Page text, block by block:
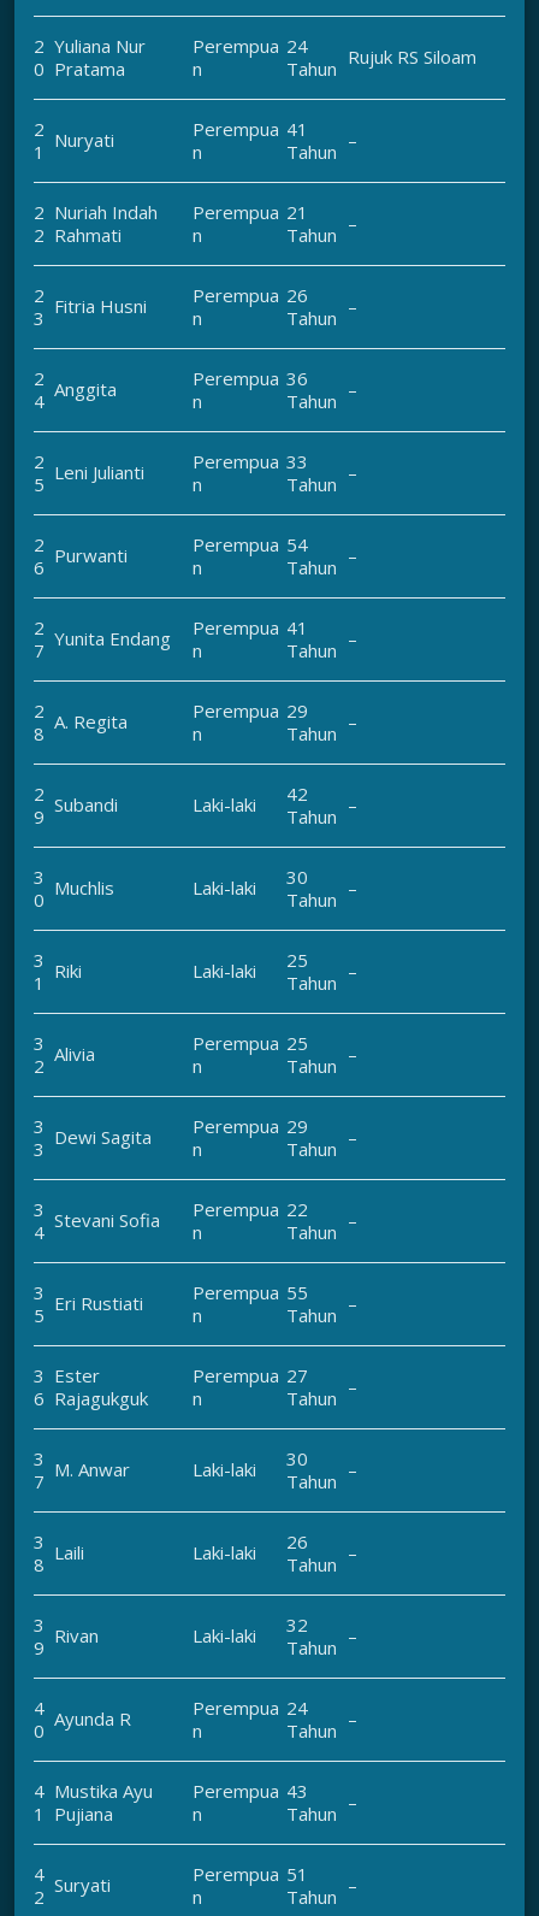
2
0
Yuliana Nur
Pratama
Perempua
n
24
Tahun Rujuk RS Siloam
2
1
Nuryati
Perempua
n
41
Tahun –
2
2
Nuriah Indah
Rahmati
Perempua
n
21
Tahun –
2
3 Fitria Husni
Perempua
n
26
Tahun –
2
4 Anggita
Perempua
n
36
Tahun –
2
5 Leni Julianti
Perempua
n
33
Tahun –
2
6 Purwanti
Perempua
n
54
Tahun –
2
7 Yunita Endang
Perempua
n
41
Tahun –
2
8 A. Regita
Perempua
n
29
Tahun –
2
9 Subandi Laki-laki
42
Tahun –
3
0 Muchlis Laki-laki
30
Tahun –
3
1
Riki Laki-laki
25
Tahun –
3
2 Alivia
Perempua
n
25
Tahun –
3
3 Dewi Sagita
Perempua
n
29
Tahun –
3
4 Stevani Sofia
Perempua
n
22
Tahun –
3
5 Eri Rustiati
Perempua
n
55
Tahun –
3
6
Ester
Rajagukguk
Perempua
n
27
Tahun –
3
7 M. Anwar Laki-laki
30
Tahun –
3
8 Laili Laki-laki
26
Tahun –
3
9 Rivan Laki-laki
32
Tahun –
4
0 Ayunda R
Perempua
n
24
Tahun –
4
1
Mustika Ayu
Pujiana
Perempua
n
43
Tahun –
4
2 Suryati
Perempua
n
51
Tahun –